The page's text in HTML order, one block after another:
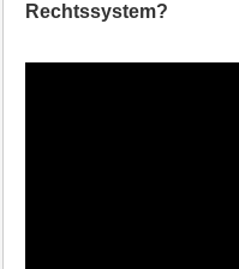
Rechtssystem?